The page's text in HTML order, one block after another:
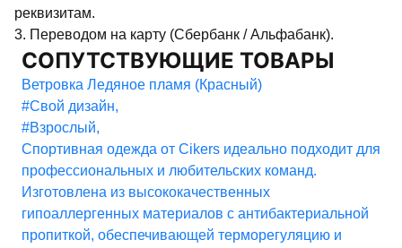
реквизитам.
3. Переводом на карту (Сбербанк / Альфабанк).
СОПУТСТВУЮЩИЕ ТОВАРЫ
Ветровка Ледяное пламя (Красный)
#Свой дизайн,
#Взрослый,
Спортивная одежда от Cikers идеально подходит для
профессиональных и любительских команд.
Изготовлена из высококачественных
гипоаллергенных материалов с антибактериальной
пропиткой, обеспечивающей терморегуляцию и